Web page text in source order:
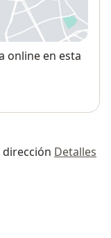
una nueva
online en esta
dirección Detalles